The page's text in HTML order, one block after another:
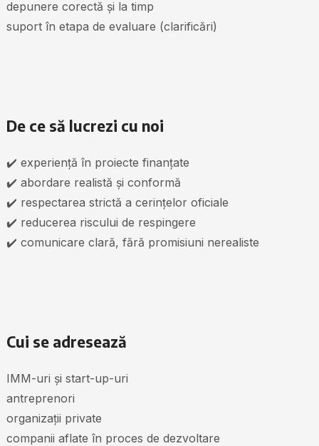
depunere corectă și la timp
suport în etapa de evaluare (clarificări)
De ce să lucrezi cu noi
✔️ experiență în proiecte finanțate
✔️ abordare realistă și conformă
✔️ respectarea strictă a cerințelor oficiale
✔️ reducerea riscului de respingere
✔️ comunicare clară, fără promisiuni nerealiste
Cui se adresează
IMM-uri și start-up-uri
antreprenori
organizații private
companii aflate în proces de dezvoltare